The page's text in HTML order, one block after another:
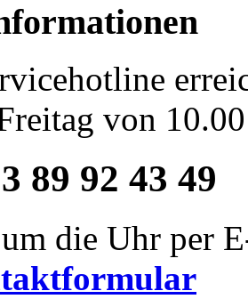
von
89 92 43 49
die Uhr per